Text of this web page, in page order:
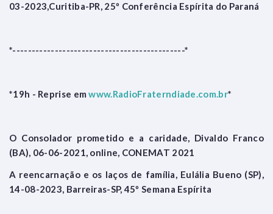
03-2023,Curitiba-PR, 25º Conferência Espírita do Paraná
*---------------------------------------------*
*19h - Reprise emwww.RadioFraterndiade.com.br*
O Consolador prometido e a caridade, Divaldo Franco
(BA), 06-06-2021, online, CONEMAT 2021
A reencarnação e os laços de família, Eulália Bueno (SP),
14-08-2023, Barreiras-SP, 45º Semana Espírita